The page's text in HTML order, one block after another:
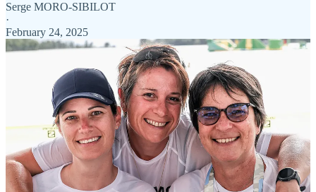
Serge MORO-SIBILOT
·
February 24, 2025